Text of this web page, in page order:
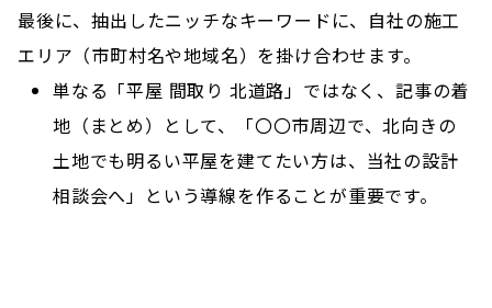
最後に、抽出したニッチなキーワードに、自社の施工
エリア（市町村名や地域名）を掛け合わせます。
単なる「平屋 間取り 北道路」ではなく、記事の着
地（まとめ）として、「〇〇市周辺で、北向きの
土地でも明るい平屋を建てたい方は、当社の設計
相談会へ」という導線を作ることが重要です。